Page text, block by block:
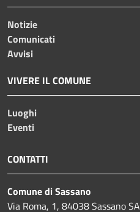
Notizie
Comunicati
Avvisi
VIVERE IL COMUNE
Luoghi
Eventi
CONTATTI
Comune di Sassano
Via Roma, 1, 84038 Sassano SA